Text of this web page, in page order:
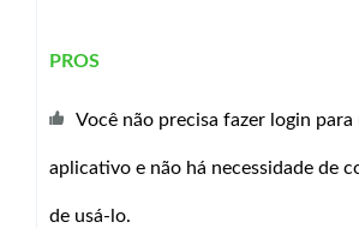
PROS
Você não precisa fazer login para
aplicativo e não há necessidade de
de usá-lo.